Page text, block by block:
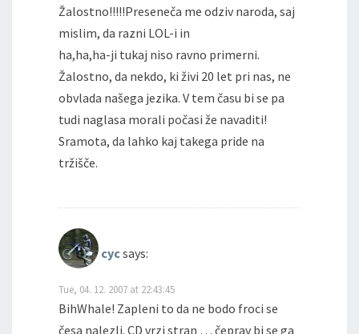
Žalostno!!!!!Preseneča me odziv naroda, saj
mislim, da razni LOL-i in
ha,ha,ha-ji tukaj niso ravno primerni.
Žalostno, da nekdo, ki živi 20 let pri nas, ne
obvlada našega jezika. V tem času bi se pa
tudi naglasa morali počasi že navaditi!
Sramota, da lahko kaj takega pride na
tržišče.
cycsays:
Tue, 04. 12. 2007 at 22:43:45
BihWhale! Zapleni to da ne bodo froci se
česa nalezli. CD vrzi stran … čeprav bi se ga